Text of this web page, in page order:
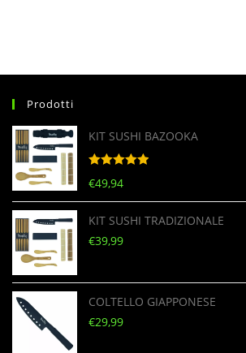
Prodotti
KIT SUSHI BAZOOKA
€49,94
KIT SUSHI TRADIZIONALE
€39,99
COLTELLO GIAPPONESE
€29,99